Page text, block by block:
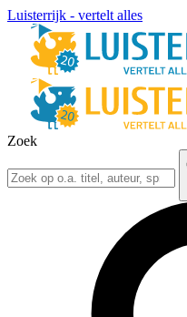
Luisterrijk - vertelt alles
Zoek